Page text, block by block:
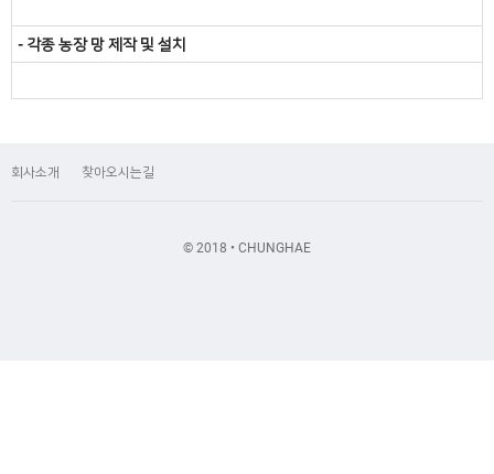
- 각종 농장 망 제작 및 설치
회사소개 찾아오시는길
© 2018 • CHUNGHAE